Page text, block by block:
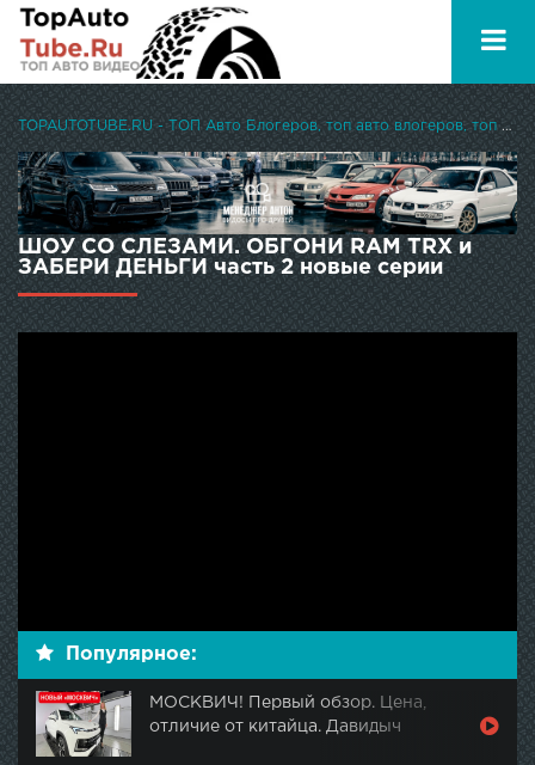
TOPAUTOTUBE.RU - ТОП Авто Блогеров, топ авто влогеров, топ авто ютуберов
ШОУ СО СЛЕЗАМИ. ОБГОНИ RAM TRX и
ЗАБЕРИ ДЕНЬГИ часть 2 новые серии
Популярное:
МОСКВИЧ! Первый обзор. Цена,
отличие от китайца. Давидыч